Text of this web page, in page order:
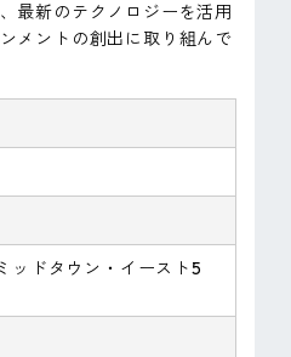
最新のテクノロジーを活用
メントの創出に取り組んで
ッドタウン・イースト5